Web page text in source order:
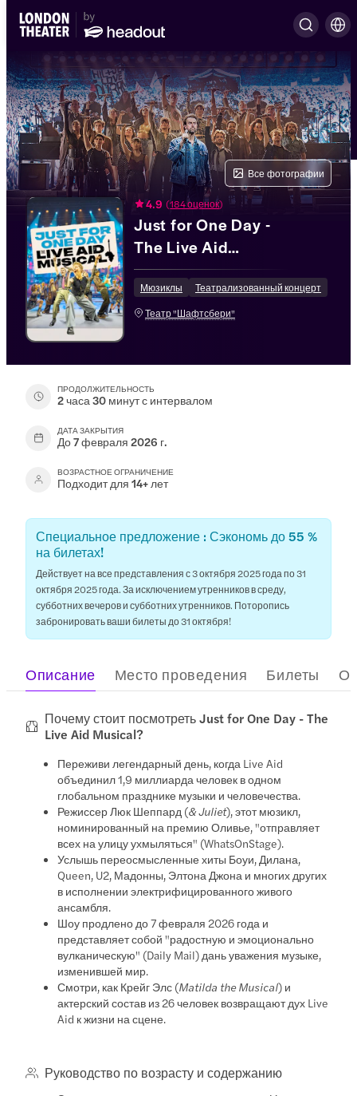
4.9 (184 оценок)
Just for One Day -
The Live Aid
Musical
Мюзиклы
Театрализованный концерт
Театр "Шафтсбери"
Все фотографии
ПРОДОЛЖИТЕЛЬНОСТЬ
2 часа 30 минут с интервалом
ДАТА ЗАКРЫТИЯ
До 7 февраля 2026 г.
ВОЗРАСТНОЕ ОГРАНИЧЕНИЕ
Подходит для 14+ лет
Специальное предложение : Сэкономь до 55 %
на билетах!
Действует на все представления с 3 октября 2025 года по 31
октября 2025 года. За исключением утренников в среду,
субботних вечеров и субботних утренников. Поторопись
забронировать ваши билеты до 31 октября!
Описание Место проведения Билеты
Почему стоит посмотреть Just for One Day - The
Live Aid Musical?
Переживи легендарный день, когда Live Aid
объединил 1,9 миллиарда человек в одном
глобальном празднике музыки и человечества.
Режиссер Люк Шеппард (& Juliet), этот мюзикл,
номинированный на премию Оливье, "отправляет
всех на улицу ухмыляться" (WhatsOnStage).
Услышь переосмысленные хиты Боуи, Дилана,
Queen, U2, Мадонны, Элтона Джона и многих других
в исполнении электрифицированного живого
ансамбля.
Шоу продлено до 7 февраля 2026 года и
представляет собой "радостную и эмоционально
вулканическую" (Daily Mail) дань уважения музыке,
изменившей мир.
Смотри, как Крейг Элс (Matilda the Musical) и
актерский состав из 26 человек возвращают дух Live
Aid к жизни на сцене.
Руководство по возрасту и содержанию